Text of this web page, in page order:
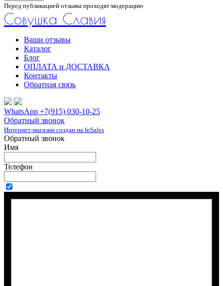
Перед публикацией отзывы проходят модерацию
Совушка Славия
Ваши отзывы
Каталог
Блог
ОПЛАТА и ДОСТАВКА
Контакты
Обратная связь
WhatsApp +7(915) 030-10-25
Обратный звонок
Интернет-магазин создан на InSales
Обратный звонок
Имя
Телефон